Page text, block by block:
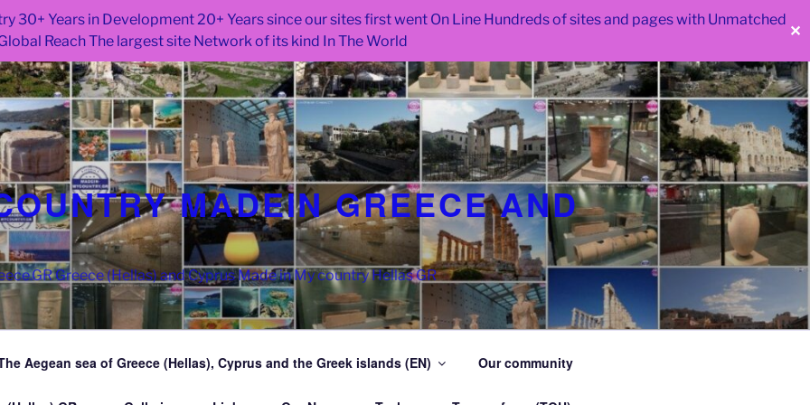
30+ Years in Development 20+ Years since our sites first went On Line Hundreds of sites and pages with Unmatched
Reach The largest site Network of its kind In The World
✕
MADEIN GREECE AND
Greece (Hellas) and Cyprus Made in My country Hellas GR
Aegean sea of Greece (Hellas), Cyprus and the Greek islands (EN) Our community